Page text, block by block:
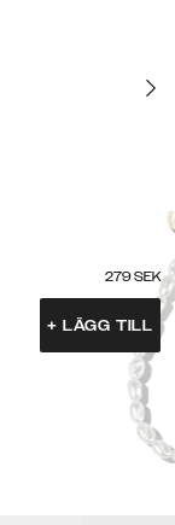
279 SEK
+ LÄGG TILL